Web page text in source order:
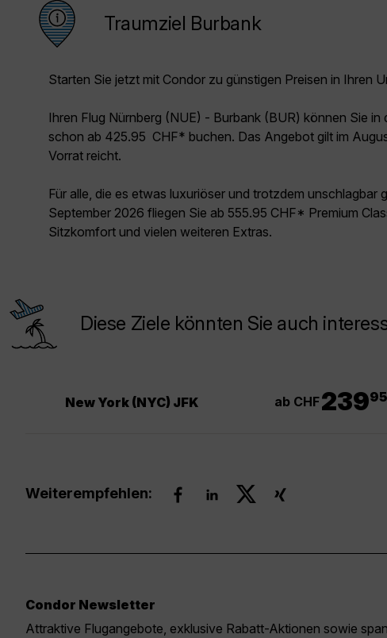
Traumziel Burbank
Starten Sie jetzt mit Condor zu günstigen Preisen in Ihren
Ihren Flug Nürnberg (NUE) - Burbank (BUR) können Sie in
schon ab 425.95 CHF* buchen. Das Angebot gilt im
Vorrat reicht.
Für alle, die es etwas luxuriöser und trotzdem unschlagbar
September 2026 fliegen Sie ab 555.95 CHF* Premium
Sitzkomfort und vielen weiteren Extras.
Diese Ziele könnten Sie auch
New York (NYC) JFK ab CHF23995
Weiterempfehlen:
Condor Newsletter
Attraktive Flugangebote, exklusive Rabatt-Aktionen sowie